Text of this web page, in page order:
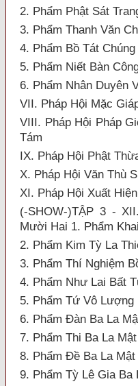
2. Phẩm Phật Sát
3. Phẩm Thanh Văn
4. Phẩm Bồ Tát Chúng
5. Phẩm Niết Bàn
6. Phẩm Nhân Duyên
VII. Pháp Hội Mặc
VIII. Pháp Hội Pháp
Tám
IX. Pháp Hội Phật
X. Pháp Hội Văn Thù
XI. Pháp Hội Xuất
(-SHOW-)TẬP 3 -
Mười Hai 1. Phẩm
2. Phẩm Kim Tỳ La
3. Phẩm Thí Nghiệm
4. Phẩm Như Lai Bất
5. Phẩm Tứ Vô Lượng
6. Phẩm Đàn Ba La
7. Phẩm Thi Ba La Mật
8. Phẩm Đề Ba La Mật
9. Phẩm Tỳ Lê Gia Ba